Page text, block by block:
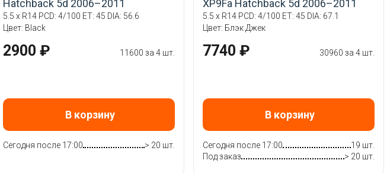
Hatchback 5d 2006–2011
5.5 x R14 PCD: 4/100 ET: 45 DIA: 56.6
Цвет: Black
2900 ₽ 11600 за 4 шт.
В корзину
Сегодня после 17:00 > 20 шт.
XP9Fa Hatchback 5d 2006–2011
5.5 x R14 PCD: 4/100 ET: 45 DIA: 67.1
Цвет: Блэк Джек
7740 ₽ 30960 за 4 шт.
В корзину
Сегодня после 17:00
19 шт.
Под заказ
> 20 шт.